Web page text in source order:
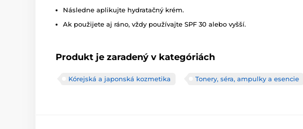
Následne aplikujte hydratačný krém.
Ak použijete aj ráno, vždy používajte SPF 30 alebo vyšší.
Produkt je zaradený v kategóriách
Kórejská a japonská kozmetika Tonery, séra, ampulky a esencie